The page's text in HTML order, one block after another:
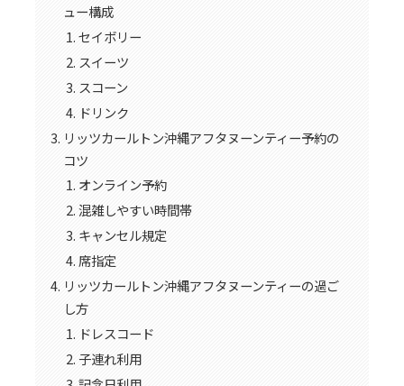
ュー構成
セイボリー
スイーツ
スコーン
ドリンク
リッツカールトン沖縄アフタヌーンティー予約の
コツ
オンライン予約
混雑しやすい時間帯
キャンセル規定
席指定
リッツカールトン沖縄アフタヌーンティーの過ご
し方
ドレスコード
子連れ利用